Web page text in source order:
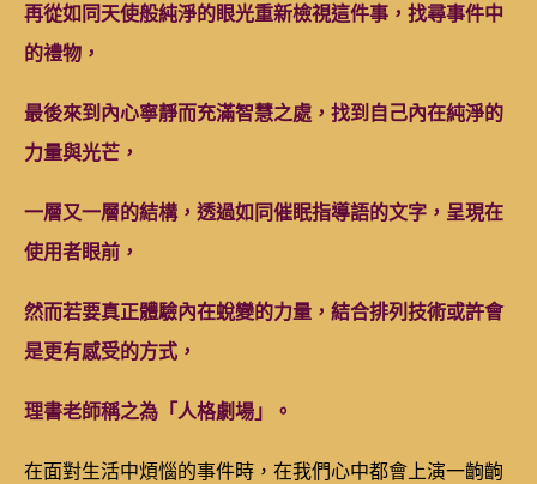
再從如同天使般純淨的眼光重新檢視這件事，找尋事件中
的禮物，
最後來到內心寧靜而充滿智慧之處，找到自己內在純淨的
力量與光芒，
一層又一層的結構，透過如同催眠指導語的文字，呈現在
使用者眼前，
然而若要真正體驗內在蛻變的力量，結合排列技術或許會
是更有感受的方式，
理書老師稱之為「人格劇場」。
在面對生活中煩惱的事件時，在我們心中都會上演一齣齣